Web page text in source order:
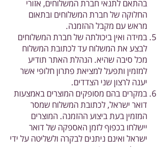
בהתאם לתנאי חברת המשלוחים, אזורי
החלוקה של חברת המשלוחים ובתאום
מראש עם מקבל ההזמנה.
במידה ואין ביכולתה של חברת המשלוחים
לבצע את המשלוח עד לכתובת המשלוח
מכל סיבה שהיא. הנהלת האתר תודיע
למזמין ותפעל למציאת פתרון חלופי אשר
יענה לרצון שני הצדדים.
במקרים בהם מסופקים המוצרים באמצעות
דואר ישראל, לכתובת המשלוח שמסר
המזמין בעת ביצוע ההזמנה. המוצרים
יישלחו בכפוף לזמן האספקה של דואר
ישראל ואינם ניתנים לבקרה ולשליטה על ידי